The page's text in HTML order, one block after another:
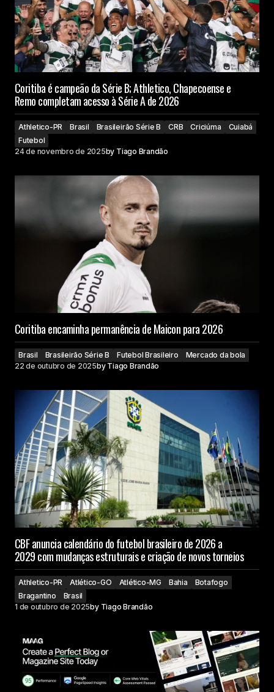
Coritiba é campeão da Série B; Athletico, Chapecoense e
Remo completam acesso à Série A de 2026
Athletico-PR Brasil Brasileirão Série B CRB Criciúma
Cuiabá
Futebol
24 de novembro de 2025by Tiago Brandão
Coritiba encaminha permanência de Maicon para 2026
Brasil Brasileirão Série B Futebol Brasileiro
Mercado da bola
22 de outubro de 2025by Tiago Brandão
CBF anuncia calendário do futebol brasileiro de 2026 a
2029 com mudanças estruturais e criação de novos torneios
Athletico-PR Atlético-GO Atlético-MG Bahia
Botafogo
Bragantino
Brasil
1 de outubro de 2025by Tiago Brandão